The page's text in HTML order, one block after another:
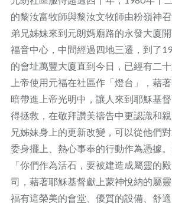
的黎汝富牧師與黎汝文牧師由粉嶺神
弟兄姊妹來到元朗媽廟路的永發大廈
福音中心，中間經過四地三遷，到了
的會址萬豐大廈直到今日，已經有二
上帝使用元福在社區作「燈台」，藉
暗帶進上帝光明中，讓人來到耶穌基
得拯救，在敬拜讚美禱告中更認識和
兄姊妹身上的更新改變，可以從他們對
委身擺上、熱心事奉的行動作為憑據
「你們作為活石，要被建造成屬靈的
司，藉著耶穌基督獻上蒙神悅納的屬
福有這榮美的會堂、優質的設備、舒